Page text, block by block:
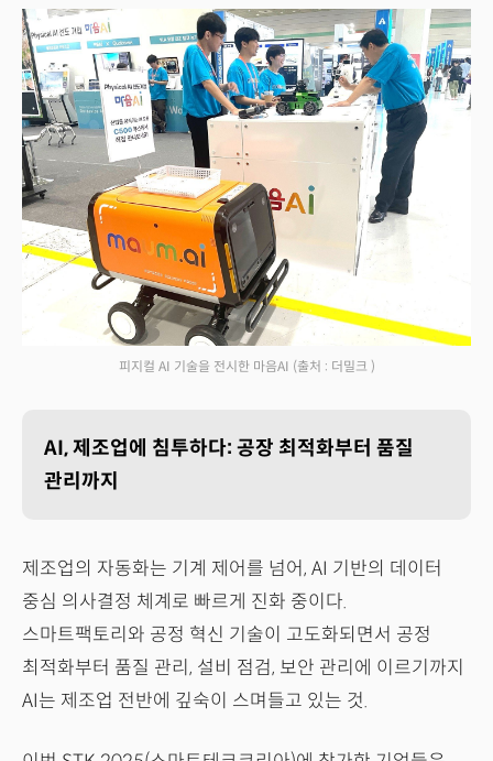
피지컬 AI 기술을 전시한 마음AI (출처 : 더밀크 )
AI, 제조업에 침투하다: 공장 최적화부터 품질
관리까지
제조업의 자동화는 기계 제어를 넘어, AI 기반의 데이터
중심 의사결정 체계로 빠르게 진화 중이다.
스마트팩토리와 공정 혁신 기술이 고도화되면서 공정
최적화부터 품질 관리, 설비 점검, 보안 관리에 이르기까지
AI는 제조업 전반에 깊숙이 스며들고 있는 것.